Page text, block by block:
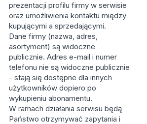
prezentacji profilu firmy w serwisie
oraz umożliwienia kontaktu między
kupującymi a sprzedającymi.
Dane firmy (nazwa, adres,
asortyment) są widoczne
publicznie. Adres e-mail i numer
telefonu nie są widoczne publicznie
- stają się dostępne dla innych
użytkowników dopiero po
wykupieniu abonamentu.
W ramach działania serwisu będą
Państwo otrzymywać zapytania i